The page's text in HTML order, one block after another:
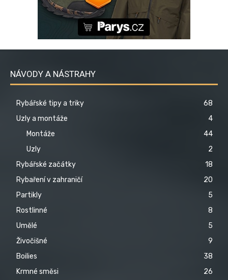
NÁVODY A NÁSTRAHY
Rybářské tipy a triky
68
Uzly a montáže
4
Montáže
44
Uzly
2
Rybářské začátky
18
Rybaření v zahraničí
20
Partikly
5
Rostlinné
8
Umělé
5
Živočišné
9
Boilies
38
Krmné směsi
26